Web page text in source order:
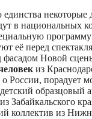
некоторые
в национальных
её перед
фасадом Новой
из
России, порадует
образцовый
Забайкальского
коллектив из